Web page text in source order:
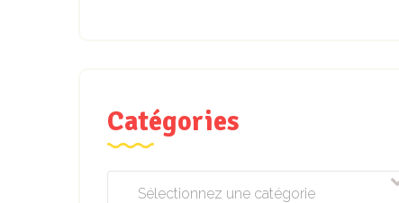
Catégories
Sélectionnez une catégorie